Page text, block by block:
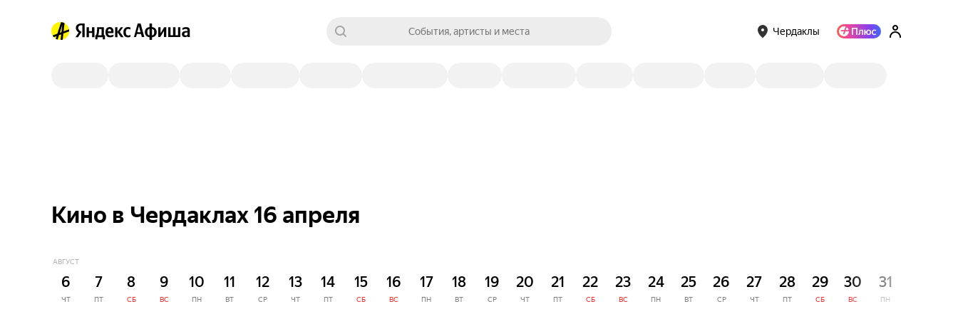
События, артисты и места Чердаклы
Кино в Чердаклах 16 апреля
АВГУСТ
6
ЧТ
7
ПТ
8
СБ
9
ВС
10
ПН
11
ВТ
12
СР
13
ЧТ
14
ПТ
15
СБ
16
ВС
17
ПН
18
ВТ
19
СР
20
ЧТ
21
ПТ
22
СБ
23
ВС
24
ПН
25
ВТ
26
СР
27
ЧТ
28
ПТ
29
СБ
30
ВС
31
ПН